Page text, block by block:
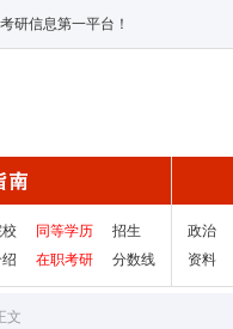
研信息第一平台！
同等学历
招生
在职考研 分数线
政治
资料
文